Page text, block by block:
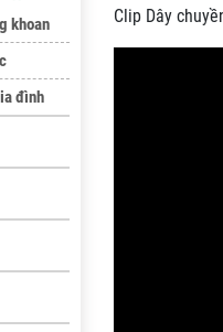
Clip Dây
khoan
đình